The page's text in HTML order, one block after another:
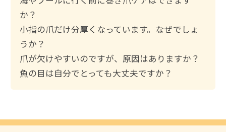
か？
小指の爪だけ分厚くなっています。なぜでしょ
うか？
爪が欠けやすいのですが、原因はありますか？
魚の目は自分でとっても大丈夫ですか？